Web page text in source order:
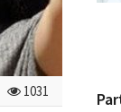
1031